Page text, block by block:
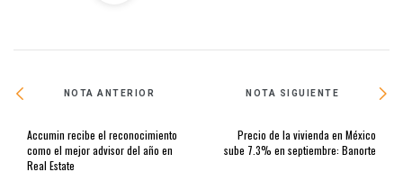
NOTA ANTERIOR
Accumin recibe el reconocimiento
como el mejor advisor del año en
Real Estate
NOTA SIGUIENTE
Precio de la vivienda en México
sube 7.3% en septiembre: Banorte